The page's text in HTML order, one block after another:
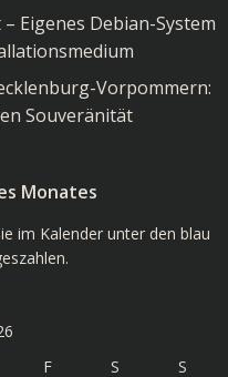
Eigenes Debian-System
Vorpommern:
Souveränität
Monates
im Kalender unter den blau
F S
S